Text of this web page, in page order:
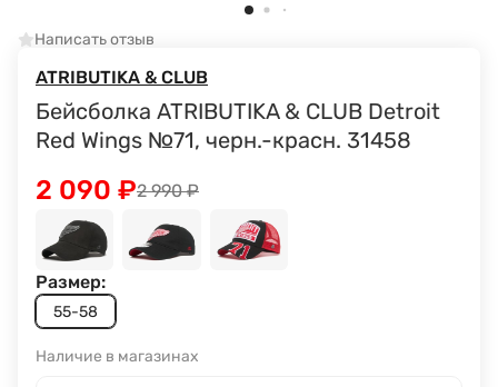
Написать отзыв
ATRIBUTIKA & CLUB
Бейсболка ATRIBUTIKA & CLUB Detroit
Red Wings №71, черн.-красн. 31458
2 990₽
2 090 ₽
55-58
Размер:
Наличие в магазинах